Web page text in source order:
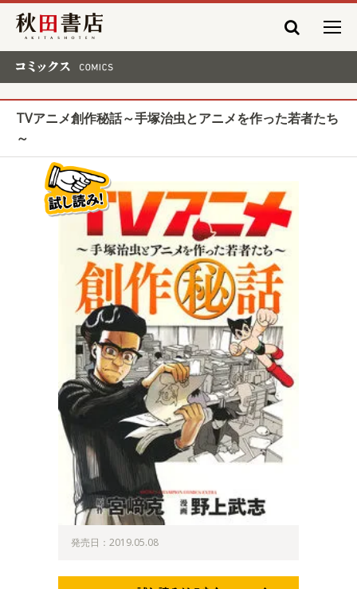
秋田書店
TVアニメ創作秘話～手塚治虫とアニメを作った若者たち
～
発売日：2019.05.08